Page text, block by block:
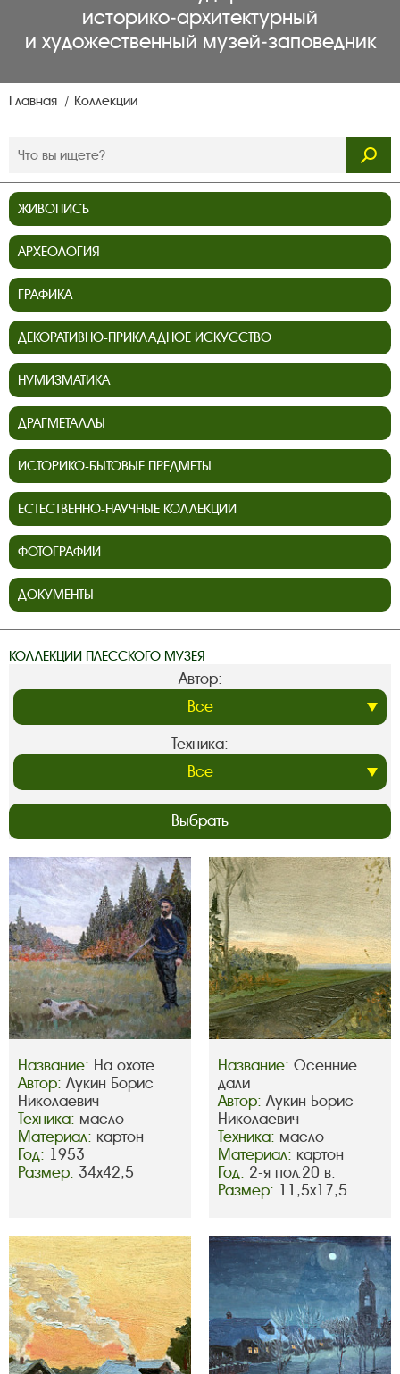
историко‑архитектурный
и художественный музей‑заповедник
Главная Коллекции
ЖИВОПИСЬ
АРХЕОЛОГИЯ
ГРАФИКА
ДЕКОРАТИВНО-ПРИКЛАДНОЕ ИСКУССТВО
НУМИЗМАТИКА
ДРАГМЕТАЛЛЫ
ИСТОРИКО-БЫТОВЫЕ ПРЕДМЕТЫ
ЕСТЕСТВЕННО-НАУЧНЫЕ КОЛЛЕКЦИИ
ФОТОГРАФИИ
ДОКУМЕНТЫ
КОЛЛЕКЦИИ ПЛЕССКОГО МУЗЕЯ
Автор:
Техника:
Выбрать
Название: На охоте.
Автор: Лукин Борис
Николаевич
Техника: масло
Материал: картон
Год: 1953
Размер: 34х42,5
Название: Осенние
дали
Автор: Лукин Борис
Николаевич
Техника: масло
Материал: картон
Год: 2-я пол.20 в.
Размер: 11,5х17,5